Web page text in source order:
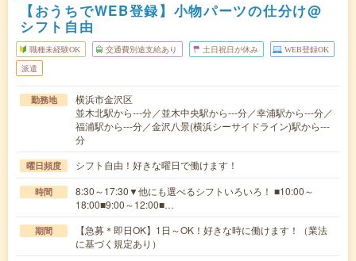
【おうちでWEB登録】小物パーツの仕分け@
シフト自由
職種未経験OK 交通費別途支給あり 土日祝日が休み WEB登録OK
派遣
勤務地
横浜市金沢区
並木北駅から---分／並木中央駅から---分／幸浦駅から---分／
福浦駅から---分／金沢八景(横浜シーサイドライン)駅から---
分
曜日頻度 シフト自由！好きな曜日で働けます！
時間
8:30～17:30▼他にも選べるシフトいろいろ！ ■10:00～
18:00■9:00～12:00■…
期間
【急募＊即日OK】1日～OK！好きな時に働けます！（業法
に基づく規定あり）